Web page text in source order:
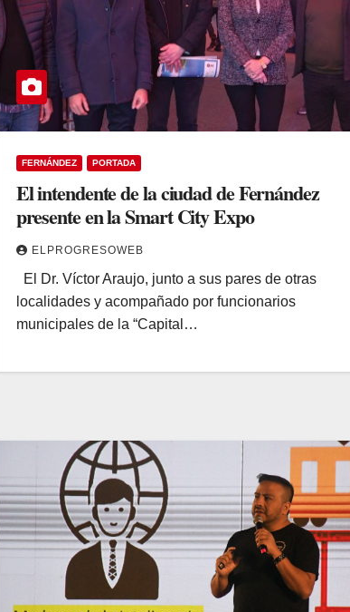
FERNÁNDEZ PORTADA
El intendente de la ciudad de Fernández
presente en la Smart City Expo
ELPROGRESOWEB
El Dr. Víctor Araujo, junto a sus pares de otras
localidades y acompañado por funcionarios
municipales de la “Capital…